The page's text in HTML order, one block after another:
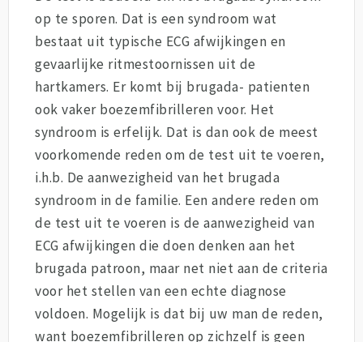
op te sporen. Dat is een syndroom wat
bestaat uit typische ECG afwijkingen en
gevaarlijke ritmestoornissen uit de
hartkamers. Er komt bij brugada- patienten
ook vaker boezemfibrilleren voor. Het
syndroom is erfelijk. Dat is dan ook de meest
voorkomende reden om de test uit te voeren,
i.h.b. De aanwezigheid van het brugada
syndroom in de familie. Een andere reden om
de test uit te voeren is de aanwezigheid van
ECG afwijkingen die doen denken aan het
brugada patroon, maar net niet aan de criteria
voor het stellen van een echte diagnose
voldoen. Mogelijk is dat bij uw man de reden,
want boezemfibrilleren op zichzelf is geen